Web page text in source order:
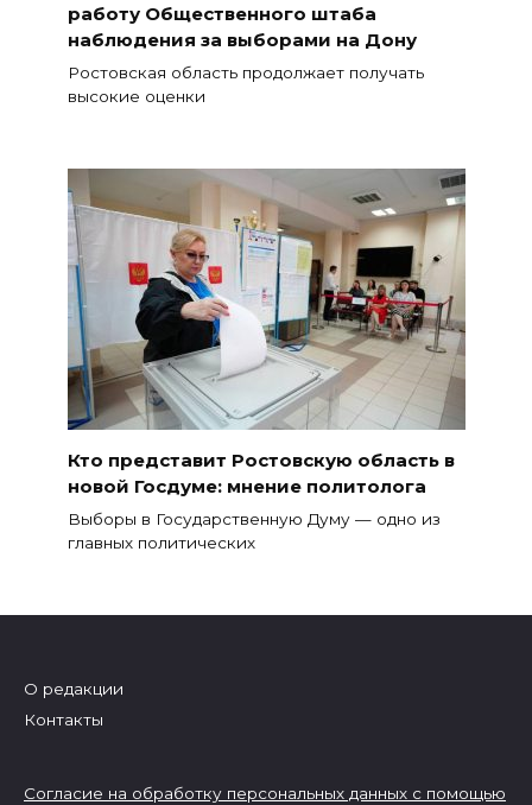
работу Общественного штаба
наблюдения за выборами на Дону
Ростовская область продолжает получать
высокие оценки
Кто представит Ростовскую область в
новой Госдуме: мнение политолога
Выборы в Государственную Думу — одно из
главных политических
О редакции
Контакты
Согласие на обработку персональных данных с помощью